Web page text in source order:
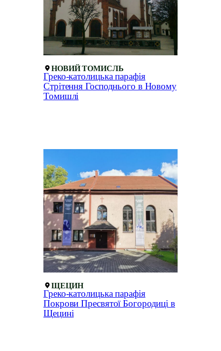
НОВИЙ ТОМИСЛЬ
Греко-католицька парафія
Стрітення Господнього в Новому
Томишлі
ЩЕЦИН
Греко-католицька парафія
Покрови Пресвятої Богородиці в
Щецині